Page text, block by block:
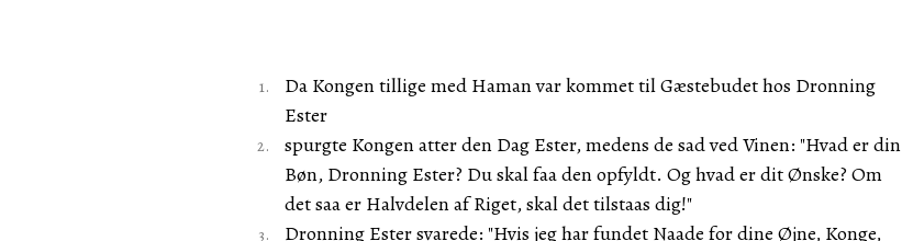
Da Kongen tillige med Haman var kommet til Gæstebudet hos Dronning
Ester
spurgte Kongen atter den Dag Ester, medens de sad ved Vinen: "Hvad er din
Bøn, Dronning Ester? Du skal faa den opfyldt. Og hvad er dit Ønske? Om
det saa er Halvdelen af Riget, skal det tilstaas dig!"
Dronning Ester svarede: "Hvis jeg har fundet Naade for dine Øjne, Konge,